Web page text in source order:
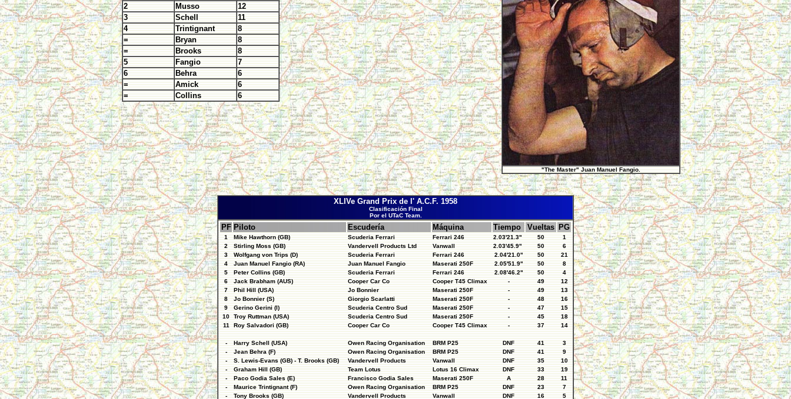
2
Musso
12
3
Schell
11
4
Trintignant
8
=
Bryan
8
=
Brooks
8
5
Fangio
7
6
Behra
6
=
Amick
6
=
Collins 6
"The Master" Juan Manuel Fangio.
XLIVe Grand Prix de l' A.C.F. 1958
Clasificación Final
Por el UTaC Team.
PF Piloto Escudería Máquina Tiempo Vueltas PG
1 Mike Hawthorn (GB) Scuderia Ferrari Ferrari 246 2.03'21.3" 50
1
2
Stirling Moss (GB) Vandervell Products Ltd Vanwall 2.03'45.9" 50
6
3
Wolfgang von Trips (D) Scuderia Ferrari Ferrari 246 2.04'21.0" 50
21
4
Juan Manuel Fangio (RA) Juan Manuel Fangio Maserati 250F 2.05'51.9" 50
8
5
Peter Collins (GB) Scuderia Ferrari Ferrari 246 2.08'46.2" 50
4
6
Jack Brabham (AUS) Cooper Car Co Cooper T45 Climax - 49
12
7
Phil Hill (USA) Jo Bonnier Maserati 250F - 49
13
8
Jo Bonnier (S) Giorgio Scarlatti Maserati 250F - 48
16
9
Gerino Gerini (I) Scuderia Centro Sud Maserati 250F - 47
15
10
Troy Ruttman (USA) Scuderia Centro Sud Maserati 250F - 45
18
11
Roy Salvadori (GB) Cooper Car Co Cooper T45 Climax - 37 14
- Harry Schell (USA) Owen Racing Organisation BRM P25 DNF 41
3
-
Jean Behra (F) Owen Racing Organisation BRM P25 DNF 41
9
-
S. Lewis-Evans (GB) - T. Brooks (GB) Vandervell Products Vanwall DNF 35
10
-
Graham Hill (GB) Team Lotus Lotus 16 Climax DNF 33
19
-
Paco Godia Sales (E) Francisco Godia Sales Maserati 250F A 28
11
-
Maurice Trintignant (F) Owen Racing Organisation BRM P25 DNF 23
7
-
Tony Brooks (GB) Vandervell Products Vanwall DNF 16 5